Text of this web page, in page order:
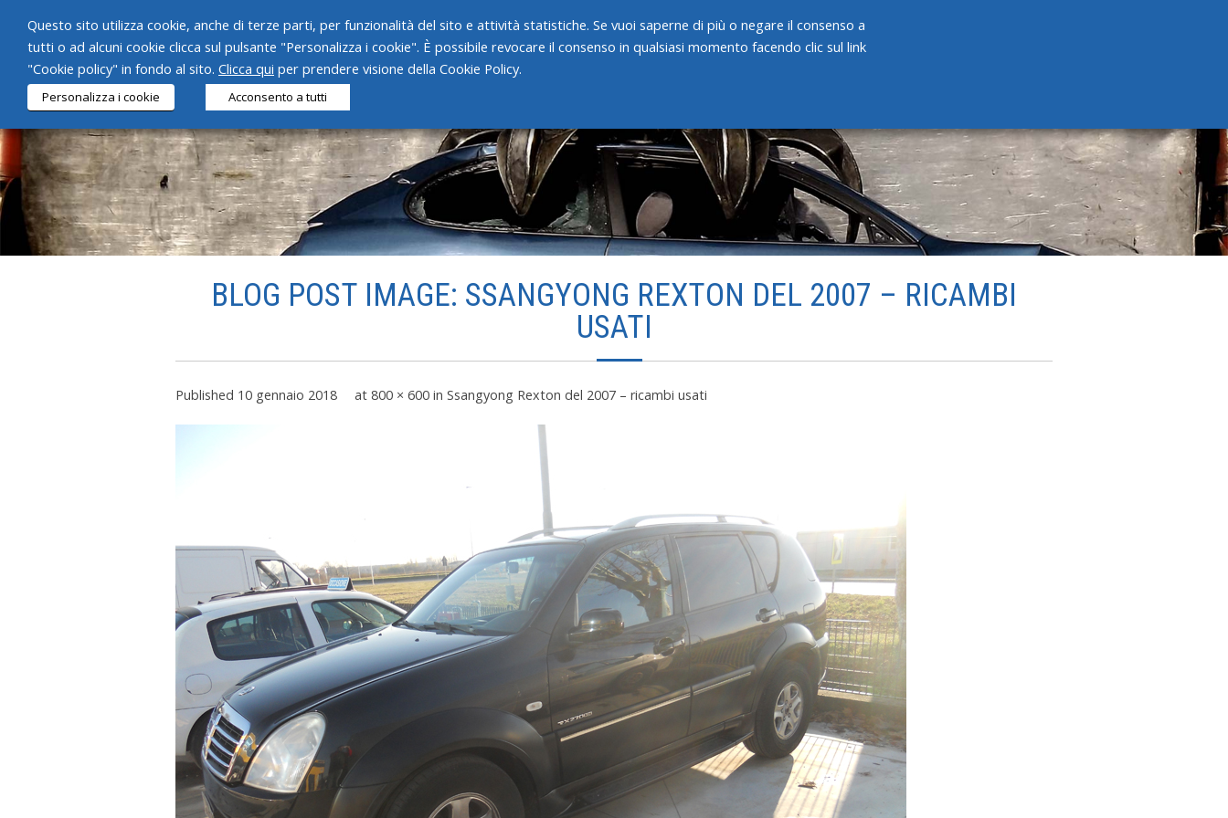
HOME CHI SIAMO SERVIZI PRODOTTI
BLOG POST IMAGE: SSANGYONG REXTON DEL 2007 – RICAMBI
USATI
Published 10 gennaio 2018 at 800 × 600 in Ssangyong Rexton del 2007 – ricambi usati
Questo sito utilizza cookie, anche di terze parti, per funzionalità del sito e attività statistiche. Se vuoi saperne di più o negare il consenso a
tutti o ad alcuni cookie clicca sul pulsante "Personalizza i cookie". È possibile revocare il consenso in qualsiasi momento facendo clic sul link
"Cookie policy" in fondo al sito. Clicca qui per prendere visione della Cookie Policy.
Personalizza i cookie Acconsento a tutti